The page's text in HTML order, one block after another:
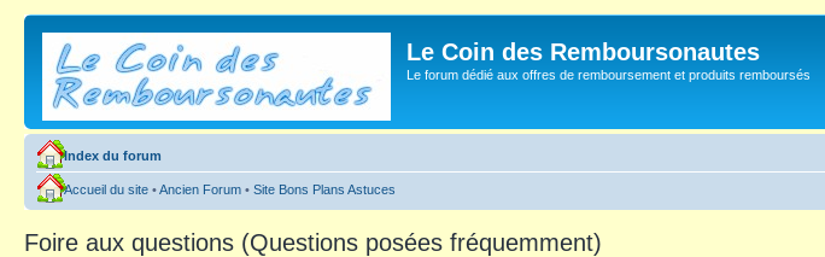
Le Coin des Remboursonautes
Le forum dédié aux offres de remboursement et produits remboursés
Index du forum
Accueil du site •Ancien Forum • Site Bons Plans Astuces
Foire aux questions (Questions posées fréquemment)